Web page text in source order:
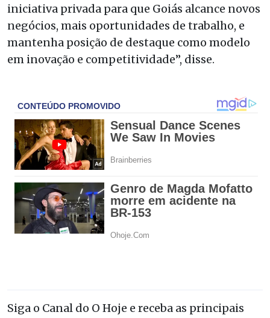
iniciativa privada para que Goiás alcance novos
negócios, mais oportunidades de trabalho, e
mantenha posição de destaque como modelo
em inovação e competitividade”, disse.
Siga o Canal do O Hoje e receba as principais